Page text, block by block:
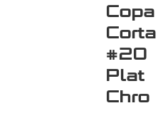
Copa
Corta
#20
Plat
Chro